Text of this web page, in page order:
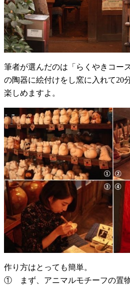
筆者が選んだのは「らくやきコー
の陶器に絵付けをし窯に入れて20
楽しめますよ。
作り方はとっても簡単。
① まず、アニマルモチーフの置